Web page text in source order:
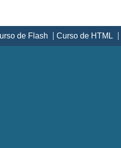
de Flash Curso de HTML